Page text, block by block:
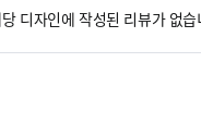
디자인에 작성된 리뷰가 없습